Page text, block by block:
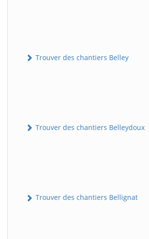
Trouver des chantiers Belley
Trouver des chantiers Belleydoux
Trouver des chantiers Bellignat